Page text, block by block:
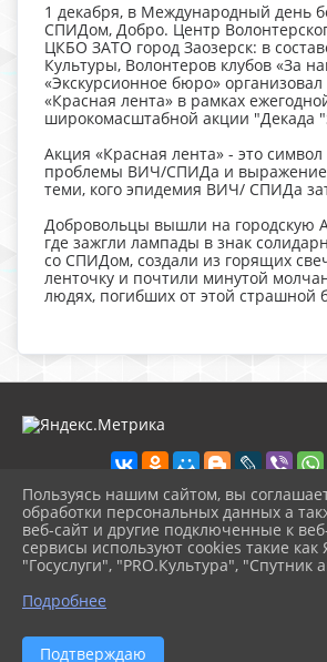
1 декабря, в Международный день
СПИДом, Добро. Центр
ЦКБО ЗАТО город Заозерск: в
Культуры, Волонтеров клубов «За
«Экскурсионное бюро»
«Красная лента» в рамках
широкомасштабной акции "Декада
Акция «Красная лента» - это
проблемы ВИЧ/СПИДа и выражение
теми, кого эпидемия ВИЧ/ СПИДа
Добровольцы вышли на городскую
где зажгли лампады в знак
со СПИДом, создали из горящих
ленточку и почтили минутой
людях, погибших от этой страшной
2026 г. ckbozaozersk.ru
Вход
Карта сайта
Политика обработки персональных
Сделано на KubCMS
Разработка и поддержка
Пользуясь нашим сайтом, вы
обработки персональных данных а
веб-сайт и другие подключенные к
сервисы используют cookies такие
"Госуслуги", "PRO.Культура", "Спутник
Подробнее
Подтверждаю